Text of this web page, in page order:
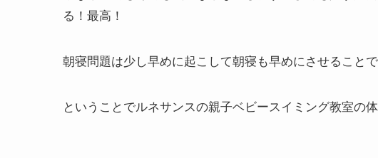
る！最高！
朝寝問題は少し早めに起こして朝寝も早めにさせることで
ということでルネサンスの親子ベビースイミング教室の